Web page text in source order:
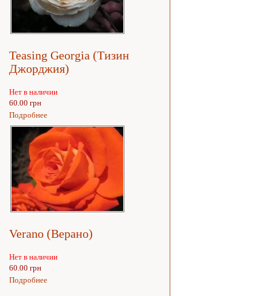
Teasing Georgia (Тизин
Джорджия)
Нет в наличии
60.00 грн
Подробнее
Verano (Верано)
Нет в наличии
60.00 грн
Подробнее